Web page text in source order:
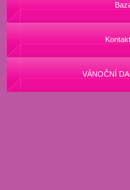
VÁNOČNÍ